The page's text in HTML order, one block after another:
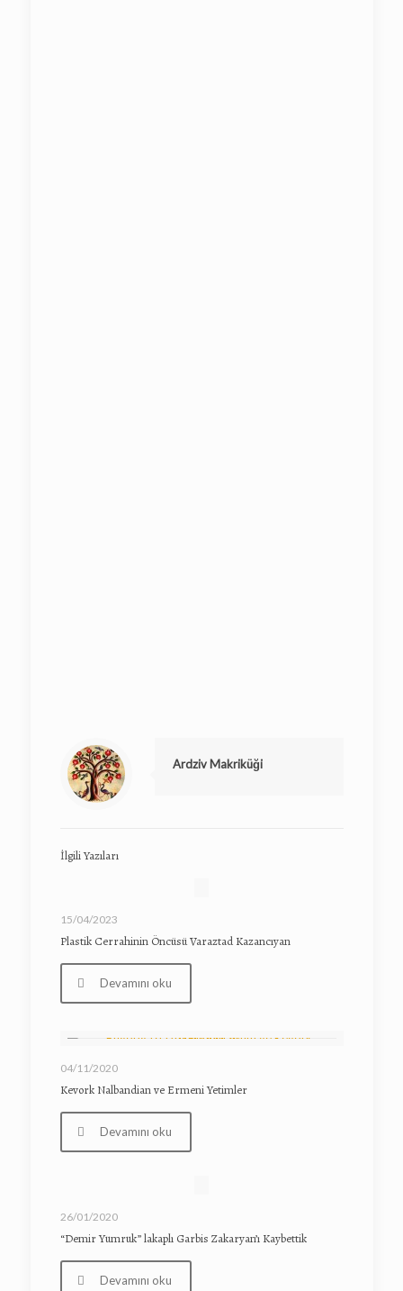
Ardziv Makriküği
İlgili Yazıları
15/04/2023
Plastik Cerrahinin Öncüsü Varaztad Kazancıyan
Devamını oku
04/11/2020
Kevork Nalbandian ve Ermeni Yetimler
Devamını oku
26/01/2020
“Demir Yumruk” lakaplı Garbis Zakaryan’ı Kaybettik
Devamını oku